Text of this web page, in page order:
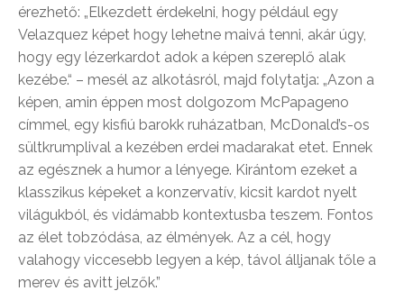
érezhető: „Elkezdett érdekelni, hogy például egy
Velazquez képet hogy lehetne maivá tenni, akár úgy,
hogy egy lézerkardot adok a képen szereplő alak
kezébe.“ – mesél az alkotásról, majd folytatja: „Azon a
képen, amin éppen most dolgozom McPapageno
címmel, egy kisfiú barokk ruházatban, McDonald’s-os
sültkrumplival a kezében erdei madarakat etet. Ennek
az egésznek a humor a lényege. Kirántom ezeket a
klasszikus képeket a konzervatív, kicsit kardot nyelt
világukból, és vidámabb kontextusba teszem. Fontos
az élet tobzódása, az élmények. Az a cél, hogy
valahogy viccesebb legyen a kép, távol álljanak tőle a
merev és avitt jelzők.”